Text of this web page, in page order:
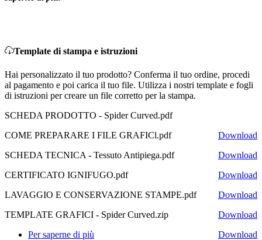
Template di stampa e istruzioni
Hai personalizzato il tuo prodotto? Conferma il tuo ordine, procedi
al pagamento e poi carica il tuo file. Utilizza i nostri template e fogli
di istruzioni per creare un file corretto per la stampa.
SCHEDA PRODOTTO - Spider Curved.pdf
Download
COME PREPARARE I FILE GRAFICl.pdf
Download
SCHEDA TECNICA - Tessuto Antipiega.pdf
Download
CERTIFICATO IGNIFUGO.pdf
Download
LAVAGGIO E CONSERVAZIONE STAMPE.pdf
Download
TEMPLATE GRAFICI - Spider Curved.zip
Download
Per saperne di più